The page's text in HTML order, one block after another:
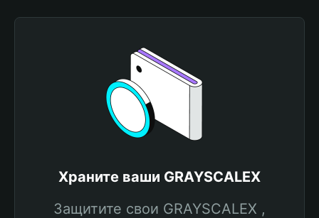
Храните ваши GRAYSCALEX
Защитите свои GRAYSCALEX ,